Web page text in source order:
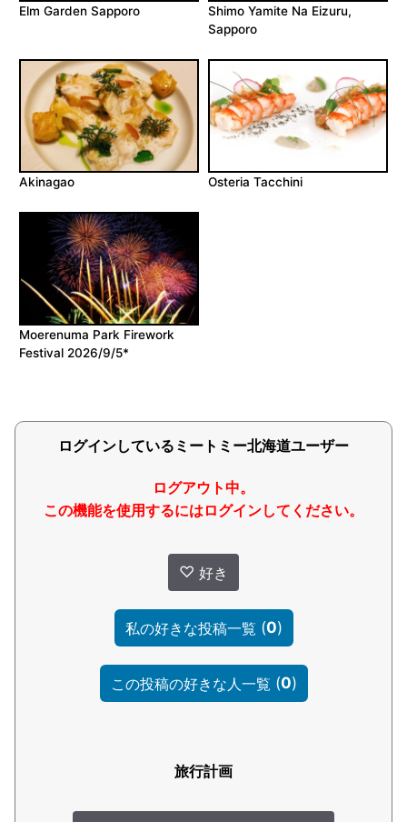
Elm Garden Sapporo
Shimo Yamite Na Eizuru,
Sapporo
Akinagao Osteria Tacchini
Moerenuma Park Firework
Festival 2026/9/5*
ログインしているミートミー北海道ユーザー
ログアウト中。
この機能を使用するにはログインしてください。
♡ 好き
私の好きな投稿一覧 (0)
この投稿の好きな人一覧 (0)
旅行計画